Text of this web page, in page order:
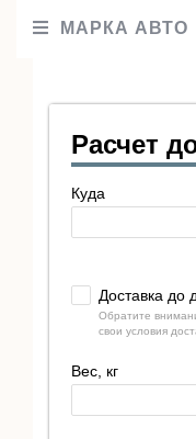
МАРКА АВТО
Расчет
Куда
Доставка до
Обратите
свои условия
Вес, кг